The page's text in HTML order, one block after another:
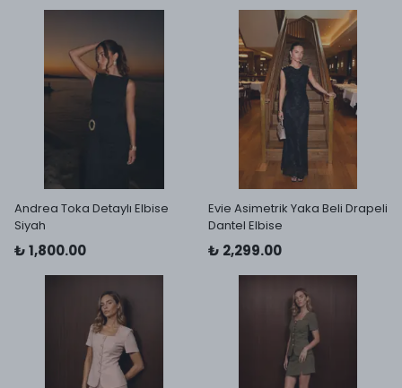
Andrea Toka Detaylı Elbise
Siyah
₺ 1,800.00
Evie Asimetrik Yaka Beli Drapeli
Dantel Elbise
₺ 2,299.00